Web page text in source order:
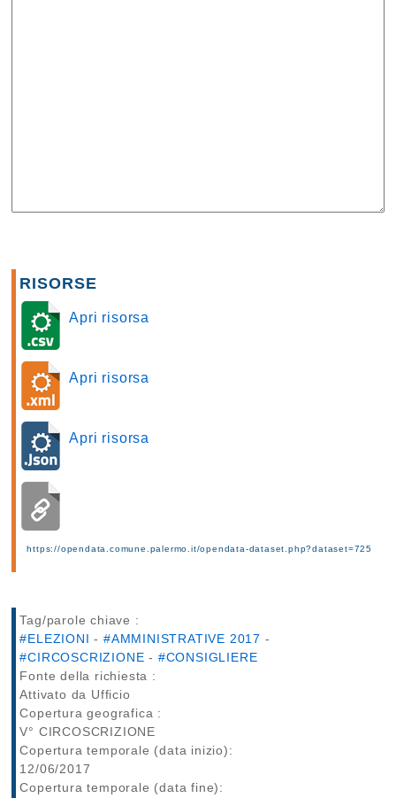
RISORSE
Apri risorsa
Apri risorsa
Apri risorsa
https://opendata.comune.palermo.it/opendata-dataset.php?dataset=725
Tag/parole chiave :
#ELEZIONI -#AMMINISTRATIVE 2017 -
#CIRCOSCRIZIONE - #CONSIGLIERE
Fonte della richiesta :
Attivato da Ufficio
Copertura geografica :
V° CIRCOSCRIZIONE
Copertura temporale (data inizio):
12/06/2017
Copertura temporale (data fine):